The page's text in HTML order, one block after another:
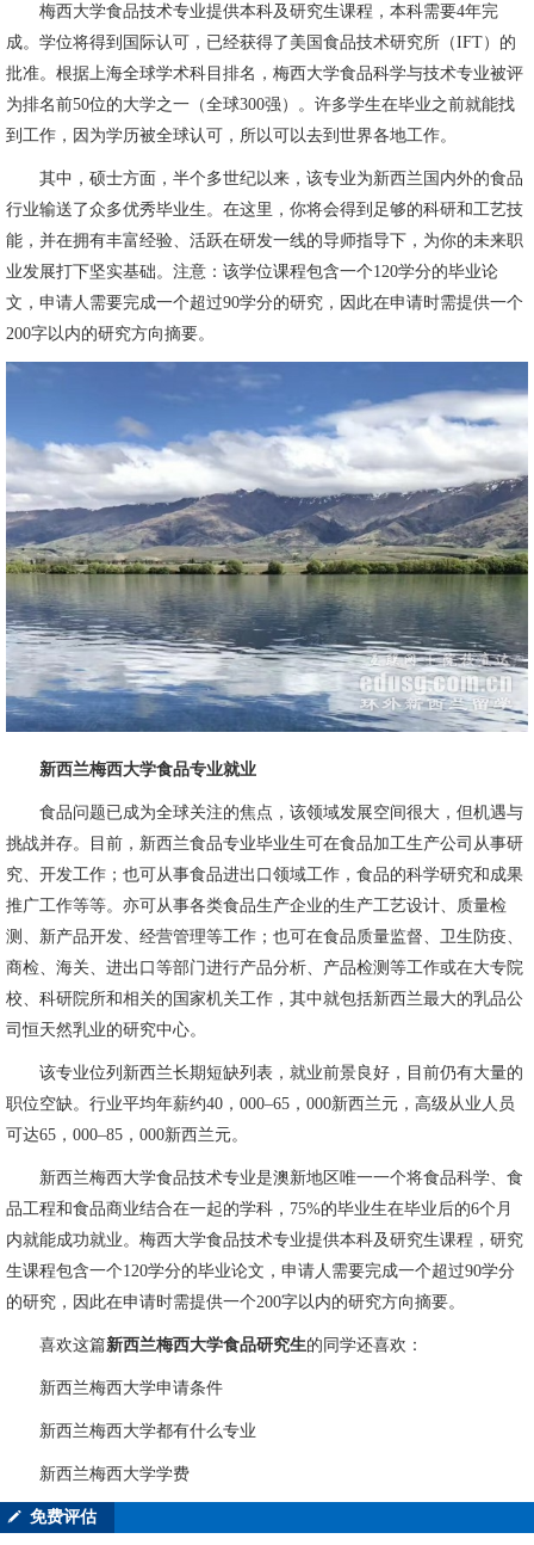
梅西大学食品技术专业提供本科及研究生课程，本科需要4年完
成。学位将得到国际认可，已经获得了美国食品技术研究所（IFT）的
批准。根据上海全球学术科目排名，梅西大学食品科学与技术专业被评
为排名前50位的大学之一（全球300强）。许多学生在毕业之前就能找
到工作，因为学历被全球认可，所以可以去到世界各地工作。
其中，硕士方面，半个多世纪以来，该专业为新西兰国内外的食品
行业输送了众多优秀毕业生。在这里，你将会得到足够的科研和工艺技
能，并在拥有丰富经验、活跃在研发一线的导师指导下，为你的未来职
业发展打下坚实基础。注意：该学位课程包含一个120学分的毕业论
文，申请人需要完成一个超过90学分的研究，因此在申请时需提供一个
200字以内的研究方向摘要。
新西兰梅西大学食品专业就业
食品问题已成为全球关注的焦点，该领域发展空间很大，但机遇与
挑战并存。目前，新西兰食品专业毕业生可在食品加工生产公司从事研
究、开发工作；也可从事食品进出口领域工作，食品的科学研究和成果
推广工作等等。亦可从事各类食品生产企业的生产工艺设计、质量检
测、新产品开发、经营管理等工作；也可在食品质量监督、卫生防疫、
商检、海关、进出口等部门进行产品分析、产品检测等工作或在大专院
校、科研院所和相关的国家机关工作，其中就包括新西兰最大的乳品公
司恒天然乳业的研究中心。
该专业位列新西兰长期短缺列表，就业前景良好，目前仍有大量的
职位空缺。行业平均年薪约40，000–65，000新西兰元，高级从业人员
可达65，000–85，000新西兰元。
新西兰梅西大学食品技术专业是澳新地区唯一一个将食品科学、食
品工程和食品商业结合在一起的学科，75%的毕业生在毕业后的6个月
内就能成功就业。梅西大学食品技术专业提供本科及研究生课程，研究
生课程包含一个120学分的毕业论文，申请人需要完成一个超过90学分
的研究，因此在申请时需提供一个200字以内的研究方向摘要。
喜欢这篇新西兰梅西大学食品研究生的同学还喜欢：
新西兰梅西大学申请条件
新西兰梅西大学都有什么专业
新西兰梅西大学学费
免费评估